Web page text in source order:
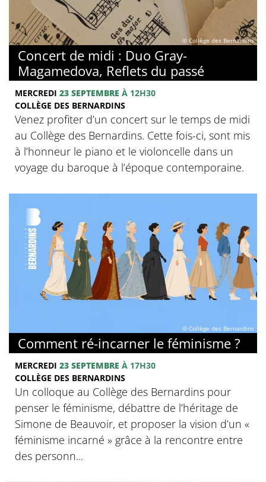
© Collège des Bernardins
Concert de midi : Duo Gray-
Magamedova, Reflets du passé
MERCREDI 23 SEPTEMBRE À 12H30
COLLÈGE DES BERNARDINS
Venez profiter d’un concert sur le temps de midi
au Collège des Bernardins. Cette fois-ci, sont mis
à l’honneur le piano et le violoncelle dans un
voyage du baroque à l’époque contemporaine.
© Collège des Bernardins
Comment ré-incarner le féminisme ?
MERCREDI 23 SEPTEMBRE À 17H30
COLLÈGE DES BERNARDINS
Un colloque au Collège des Bernardins pour
penser le féminisme, débattre de l’héritage de
Simone de Beauvoir, et proposer la vision d’un «
féminisme incarné » grâce à la rencontre entre
des personn...